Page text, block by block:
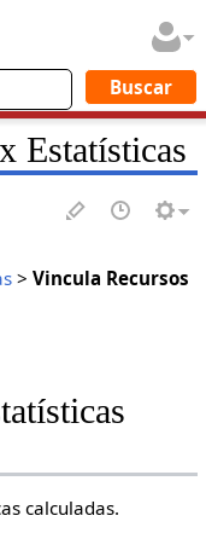
Estatísticas
> Vincula Recursos
calculadas.